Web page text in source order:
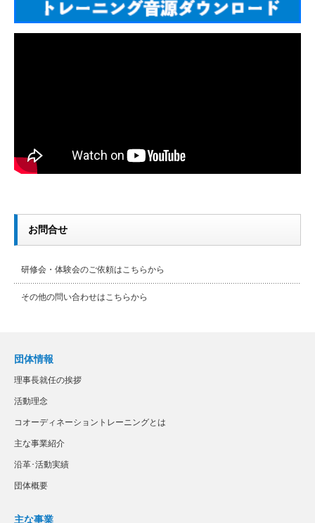
お問合せ
研修会・体験会のご依頼はこちらから
その他の問い合わせはこちらから
団体情報
理事長就任の挨拶
活動理念
コオーディネーショントレーニングとは
主な事業紹介
沿革･活動実績
団体概要
主な事業